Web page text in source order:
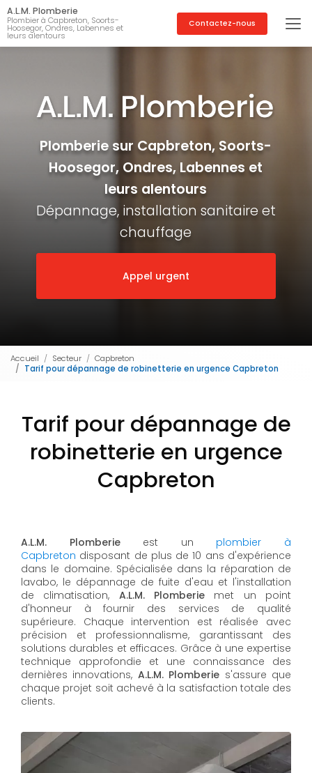
Aller
au
contenu
principal
A.L.M. Plomberie
Plombier à Capbreton, Soorts-
Hoosegor, Ondres, Labennes et
leurs alentours
Contactez-nous
Plomberie sur Capbreton, Soorts-
Hoosegor, Ondres, Labennes et
leurs alentours
Dépannage, installation sanitaire et
chauffage
Appel urgent
Accueil Secteur
Capbreton
Tarif pour dépannage de robinetterie en urgence Capbreton
Tarif pour dépannage de
robinetterie en urgence
Capbreton
A.L.M. Plomberieest un plombier à
Capbreton disposant de plus de 10 ans d'expérience
dans le domaine. Spécialisée dans la réparation de
lavabo, le dépannage de fuite d'eau et l'installation
de climatisation, A.L.M. Plomberie met un point
d'honneur à fournir des services de qualité
supérieure. Chaque intervention est réalisée avec
précision et professionnalisme, garantissant des
solutions durables et efficaces. Grâce à une expertise
technique approfondie et une connaissance des
dernières innovations, A.L.M. Plomberie s'assure que
chaque projet soit achevé à la satisfaction totale des
clients.